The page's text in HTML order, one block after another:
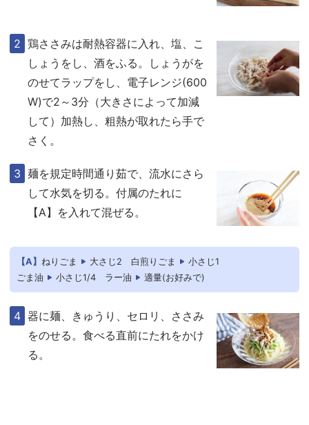
鶏ささみは耐熱容器に入れ、塩、こ
しょうをし、酒をふる。しょうがを
のせてラップをし、電子レンジ(600
W)で2～3分（大きさによって加減
して）加熱し、粗熱が取れたら手で
さく。
麺を規定時間通り茹で、流水にさら
して水気を切る。付属のたれに
【A】を入れて混ぜる。
【A】 ねりごま 大さじ2 白煎りごま
小さじ1
ごま油
小さじ1/4 ラー油 適量(お好みで)
器に麺、きゅうり、セロリ、ささみ
をのせる。食べる直前にたれをかけ
る。